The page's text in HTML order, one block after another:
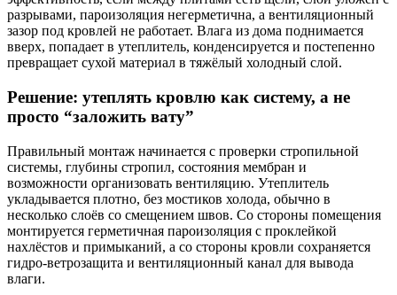
разрывами, пароизоляция негерметична, а вентиляционный
зазор под кровлей не работает. Влага из дома поднимается
вверх, попадает в утеплитель, конденсируется и постепенно
превращает сухой материал в тяжёлый холодный слой.
Решение: утеплять кровлю как систему, а не
просто “заложить вату”
Правильный монтаж начинается с проверки стропильной
системы, глубины стропил, состояния мембран и
возможности организовать вентиляцию. Утеплитель
укладывается плотно, без мостиков холода, обычно в
несколько слоёв со смещением швов. Со стороны помещения
монтируется герметичная пароизоляция с проклейкой
нахлёстов и примыканий, а со стороны кровли сохраняется
гидро-ветрозащита и вентиляционный канал для вывода
влаги.